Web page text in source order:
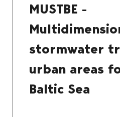
MUSTBE -
stormwater
urban areas
Baltic Sea